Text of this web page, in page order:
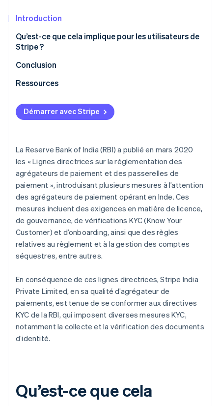
Introduction
Qu’est-ce que cela implique pour les utilisateurs de
Stripe ?
Vérification du compte bancaire
Preuve d’activité pour les entreprises individuelles
Autres exigences
Conclusion
Ressources
Démarrer avec Stripe
La Reserve Bank of India (RBI) a publié en mars 2020
les « Lignes directrices sur la réglementation des
agrégateurs de paiement et des passerelles de
paiement », introduisant plusieurs mesures à l’attention
des agrégateurs de paiement opérant en Inde. Ces
mesures incluent des exigences en matière de licence,
de gouvernance, de vérifications KYC (Know Your
Customer) et d’onboarding, ainsi que des règles
relatives au règlement et à la gestion des comptes
séquestres, entre autres.
En conséquence de ces lignes directrices, Stripe India
Private Limited, en sa qualité d’agrégateur de
paiements, est tenue de se conformer aux directives
KYC de la RBI, qui imposent diverses mesures KYC,
notamment la collecte et la vérification des documents
d’identité.
Qu’est-ce que cela